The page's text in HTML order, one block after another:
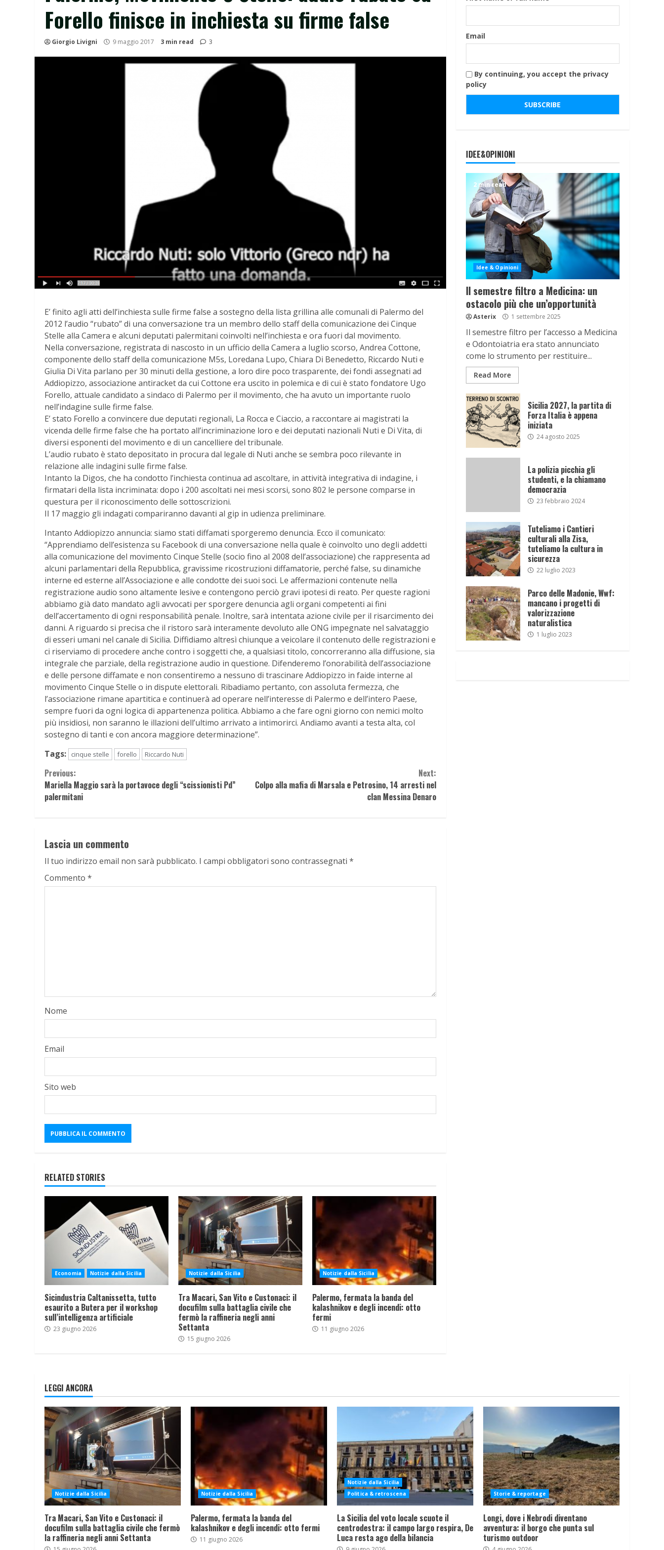
Forello finisce in inchiesta su firme false
Giorgio Livigni 9 maggio 2017 3 min read 3
E’ finito agli atti dell’inchiesta sulle firme false a sostegno della lista grillina alle comunali di Palermo del
2012 l’audio “rubato” di una conversazione tra un membro dello staff della comunicazione dei Cinque
Stelle alla Camera e alcuni deputati palermitani coinvolti nell’inchiesta e ora fuori dal movimento.
Nella conversazione, registrata di nascosto in un ufficio della Camera a luglio scorso, Andrea Cottone,
componente dello staff della comunicazione M5s, Loredana Lupo, Chiara Di Benedetto, Riccardo Nuti e
Giulia Di Vita parlano per 30 minuti della gestione, a loro dire poco trasparente, dei fondi assegnati ad
Addiopizzo, associazione antiracket da cui Cottone era uscito in polemica e di cui è stato fondatore Ugo
Forello, attuale candidato a sindaco di Palermo per il movimento, che ha avuto un importante ruolo
nell’indagine sulle firme false.
E’ stato Forello a convincere due deputati regionali, La Rocca e Ciaccio, a raccontare ai magistrati la
vicenda delle firme false che ha portato all’incriminazione loro e dei deputati nazionali Nuti e Di Vita, di
diversi esponenti del movimento e di un cancelliere del tribunale.
L’audio rubato è stato depositato in procura dal legale di Nuti anche se sembra poco rilevante in
relazione alle indagini sulle firme false.
Intanto la Digos, che ha condotto l’inchiesta continua ad ascoltare, in attività integrativa di indagine, i
firmatari della lista incriminata: dopo i 200 ascoltati nei mesi scorsi, sono 802 le persone comparse in
questura per il riconoscimento delle sottoscrizioni.
Il 17 maggio gli indagati compariranno davanti al gip in udienza preliminare.
Intanto Addiopizzo annuncia: siamo stati diffamati sporgeremo denuncia. Ecco il comunicato:
“Apprendiamo dell’esistenza su Facebook di una conversazione nella quale è coinvolto uno degli addetti
alla comunicazione del movimento Cinque Stelle (socio fino al 2008 dell’associazione) che rappresenta ad
alcuni parlamentari della Repubblica, gravissime ricostruzioni diffamatorie, perché false, su dinamiche
interne ed esterne all’Associazione e alle condotte dei suoi soci. Le affermazioni contenute nella
registrazione audio sono altamente lesive e contengono perciò gravi ipotesi di reato. Per queste ragioni
abbiamo già dato mandato agli avvocati per sporgere denuncia agli organi competenti ai fini
dell’accertamento di ogni responsabilità penale. Inoltre, sarà intentata azione civile per il risarcimento dei
danni. A riguardo si precisa che il ristoro sarà interamente devoluto alle ONG impegnate nel salvataggio
di esseri umani nel canale di Sicilia. Diffidiamo altresì chiunque a veicolare il contenuto delle registrazioni e
ci riserviamo di procedere anche contro i soggetti che, a qualsiasi titolo, concorreranno alla diffusione, sia
integrale che parziale, della registrazione audio in questione. Difenderemo l’onorabilità dell’associazione
e delle persone diffamate e non consentiremo a nessuno di trascinare Addiopizzo in faide interne al
movimento Cinque Stelle o in dispute elettorali. Ribadiamo pertanto, con assoluta fermezza, che
l’associazione rimane apartitica e continuerà ad operare nell’interesse di Palermo e dell’intero Paese,
sempre fuori da ogni logica di appartenenza politica. Abbiamo a che fare ogni giorno con nemici molto
più insidiosi, non saranno le illazioni dell’ultimo arrivato a intimorirci. Andiamo avanti a testa alta, col
sostegno di tanti e con ancora maggiore determinazione”.
Tags:
cinque stelle forello Riccardo Nuti
Continue
Reading
Previous:
Mariella Maggio sarà la portavoce degli “scissionisti Pd”
palermitani
Next:
Colpo alla mafia di Marsala e Petrosino, 14 arresti nel
clan Messina Denaro
Lascia un commento
Il tuo indirizzo email non sarà pubblicato. I campi obbligatori sono contrassegnati *
Commento *
Nome
Email
Sito web
RELATED STORIES
Economia Notizie dalla Sicilia
Sicindustria Caltanissetta, tutto
esaurito a Butera per il workshop
sull’intelligenza artificiale
23 giugno 2026
Notizie dalla Sicilia
Tra Macari, San Vito e Custonaci: il
docufilm sulla battaglia civile che
fermò la raffineria negli anni
Settanta
15 giugno 2026
Notizie dalla Sicilia
Palermo, fermata la banda del
kalashnikov e degli incendi: otto
fermi
11 giugno 2026
Email
By continuing, you accept the privacy
policy
IDEE&OPINIONI
2 min read
Idee & Opinioni
Il semestre filtro a Medicina: un
ostacolo più che un’opportunità
Asterix 1 settembre 2025
Il semestre filtro per l’accesso a Medicina
e Odontoiatria era stato annunciato
come lo strumento per restituire...
Read More
Sicilia 2027, la partita di
Forza Italia è appena
iniziata
24 agosto 2025
La polizia picchia gli
studenti, e la chiamano
democrazia
23 febbraio 2024
Tuteliamo i Cantieri
culturali alla Zisa,
tuteliamo la cultura in
sicurezza
22 luglio 2023
Parco delle Madonie, Wwf:
mancano i progetti di
valorizzazione
naturalistica
1 luglio 2023
LEGGI ANCORA
Notizie dalla Sicilia
Tra Macari, San Vito e Custonaci: il
docufilm sulla battaglia civile che fermò
la raffineria negli anni Settanta
Notizie dalla Sicilia
Palermo, fermata la banda del
kalashnikov e degli incendi: otto fermi
11 giugno 2026
Notizie dalla Sicilia
Politica & retroscena
La Sicilia del voto locale scuote il
centrodestra: il campo largo respira, De
Luca resta ago della bilancia
Storie & reportage
Longi, dove i Nebrodi diventano
avventura: il borgo che punta sul
turismo outdoor